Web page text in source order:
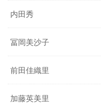
内田秀
冨岡美沙子
前田佳織里
加藤英美里